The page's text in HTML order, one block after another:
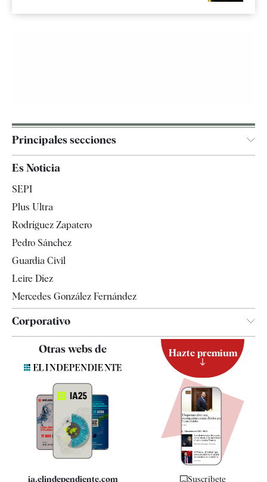
Principales secciones
España
Televisión
Es Noticia
SEPI
Plus Ultra
Rodríguez Zapatero
Pedro Sánchez
Guardia Civil
Leire Díez
Mercedes González Fernández
Corporativo
Contacto
Quiénes somos
Especificaciones
Otras webs de
ia.elindependiente.com
Hazte premium
Suscríbete